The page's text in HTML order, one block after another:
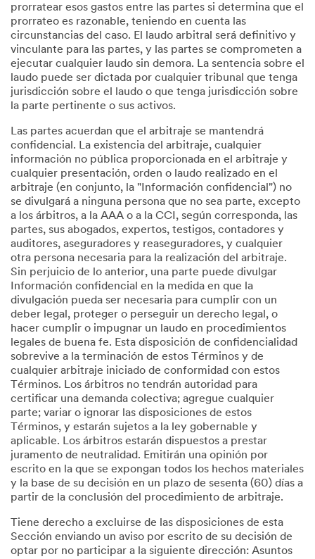
prorratear esos gastos entre las partes si determina que el
prorrateo es razonable, teniendo en cuenta las
circunstancias del caso. El laudo arbitral será definitivo y
vinculante para las partes, y las partes se comprometen a
ejecutar cualquier laudo sin demora. La sentencia sobre el
laudo puede ser dictada por cualquier tribunal que tenga
jurisdicción sobre el laudo o que tenga jurisdicción sobre
la parte pertinente o sus activos.
Las partes acuerdan que el arbitraje se mantendrá
confidencial. La existencia del arbitraje, cualquier
información no pública proporcionada en el arbitraje y
cualquier presentación, orden o laudo realizado en el
arbitraje (en conjunto, la "Información confidencial") no
se divulgará a ninguna persona que no sea parte, excepto
a los árbitros, a la AAA o a la CCI, según corresponda, las
partes, sus abogados, expertos, testigos, contadores y
auditores, aseguradores y reaseguradores, y cualquier
otra persona necesaria para la realización del arbitraje.
Sin perjuicio de lo anterior, una parte puede divulgar
Información confidencial en la medida en que la
divulgación pueda ser necesaria para cumplir con un
deber legal, proteger o perseguir un derecho legal, o
hacer cumplir o impugnar un laudo en procedimientos
legales de buena fe. Esta disposición de confidencialidad
sobrevive a la terminación de estos Términos y de
cualquier arbitraje iniciado de conformidad con estos
Términos. Los árbitros no tendrán autoridad para
certificar una demanda colectiva; agregue cualquier
parte; variar o ignorar las disposiciones de estos
Términos, y estarán sujetos a la ley gobernable y
aplicable. Los árbitros estarán dispuestos a prestar
juramento de neutralidad. Emitirán una opinión por
escrito en la que se expongan todos los hechos materiales
y la base de su decisión en un plazo de sesenta (60) días a
partir de la conclusión del procedimiento de arbitraje.
Tiene derecho a excluirse de las disposiciones de esta
Sección enviando un aviso por escrito de su decisión de
optar por no participar a la siguiente dirección: Asuntos